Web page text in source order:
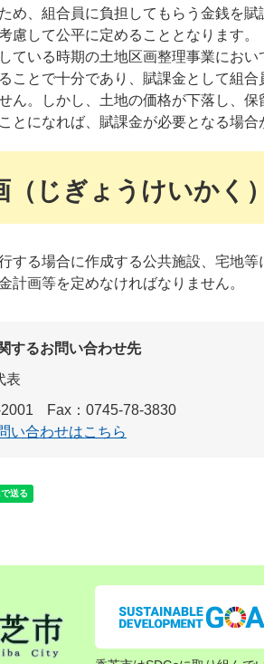
め、組合員に負担してもらう金銭を
慮して公平に定めることとなります。
ている時期の土地区画整理事業にお
ことで十分であり、賦課金として組
ん。しかし、土地の価格が下落し、
とになれば、賦課金が必要となる場合
（じぎょうけいかく）
する場合に作成する公共施設、宅地
計画等を定めなければなりません。
するお問い合わせ先
表
Fax：0745-78-3830
い合わせはこちら